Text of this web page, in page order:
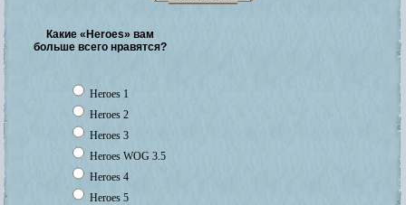
Какие «Heroes» вам
больше всего нравятся?
Heroes 1
Heroes 2
Heroes 3
Heroes WOG 3.5
Heroes 4
Heroes 5